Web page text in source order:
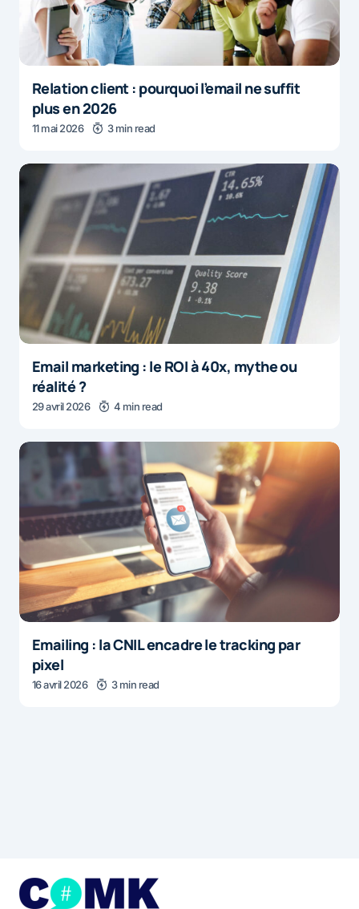
Relation client : pourquoi l’email ne suffit
plus en 2026
11 mai 2026 3 min read
Email marketing : le ROI à 40x, mythe ou
réalité ?
29 avril 2026 4 min read
Emailing : la CNIL encadre le tracking par
pixel
16 avril 2026 3 min read